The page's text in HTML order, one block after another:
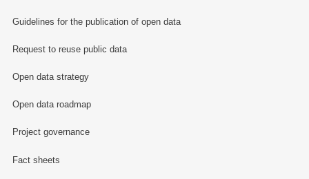
Guidelines for the publication of open data
Request to reuse public data
Open data strategy
Open data roadmap
Project governance
Fact sheets